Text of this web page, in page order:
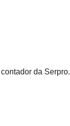
da Serpro.